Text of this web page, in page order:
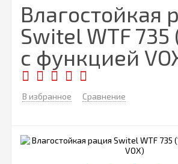
Влагостойкая
Switel WTF 735
с функцией
В избранное Сравнение